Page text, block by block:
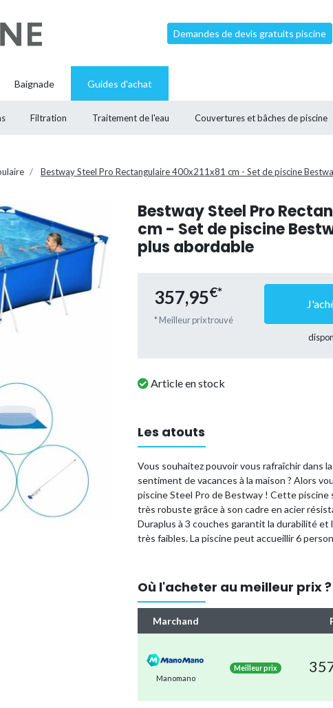
Demandes de devis gratuits piscine
Baignade Guides d'achat
Filtration Traitement de l'eau Couvertures et bâches de piscine
Bestway Steel Pro Rectangulaire 400x211x81 cm - Set de piscine
Bestway Steel Pro
cm - Set de piscine
plus abordable
357,95€*
* Meilleur prix trouvé
Article en stock
Les atouts
Vous souhaitez pouvoir vous rafraîchir dans
sentiment de vacances à la maison ? Alors
piscine Steel Pro de Bestway ! Cette
très robuste grâce à son cadre en acier
Duraplus à 3 couches garantit la durabilité et
très faibles. La piscine peut accueillir 6
années de plaisir estival dans votre jardin.
Caractéristiques techniques :
Capacité de 5.700 litres (Remplissage
Dimensions 400x211x81 cm (LxBxH)
PVC et polyester pour une durabilité
Couleur: Bleue
Forme: Rectangulaire
Où l'acheter au meilleur prix ?
Marchand
Manomano
Meilleur prix